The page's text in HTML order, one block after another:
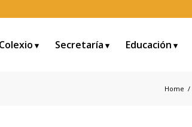
Colexio Secretaría Educación
Home /